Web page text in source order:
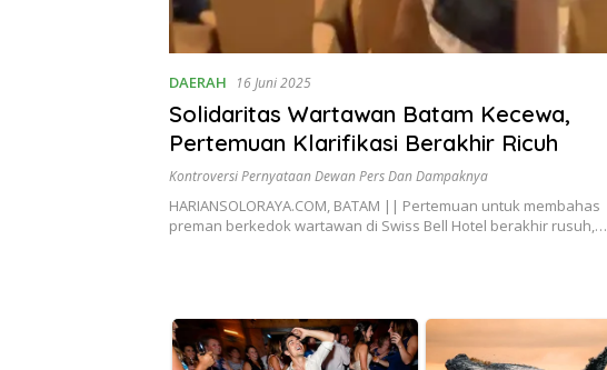
DAERAH 16 Juni 2025
Solidaritas Wartawan Batam Kecewa,
Pertemuan Klarifikasi Berakhir Ricuh
Kontroversi Pernyataan Dewan Pers Dan Dampaknya
HARIANSOLORAYA.COM, BATAM || Pertemuan untuk membahas
preman berkedok wartawan di Swiss Bell Hotel berakhir rusuh,…